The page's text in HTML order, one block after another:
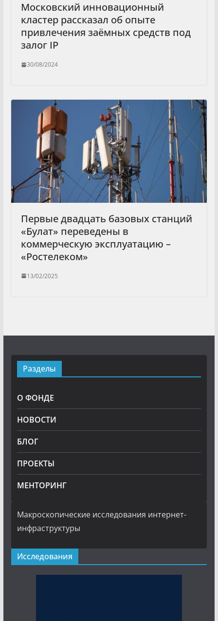
Московский инновационный
кластер рассказал об опыте
привлечения заёмных средств под
залог IP
30/08/2024
Первые двадцать базовых станций
«Булат» переведены в
коммерческую эксплуатацию –
«Ростелеком»
13/02/2025
Разделы
О ФОНДЕ
НОВОСТИ
БЛОГ
ПРОЕКТЫ
МЕНТОРИНГ
Макроскопические исследования интернет-
инфраструктуры
Исследования